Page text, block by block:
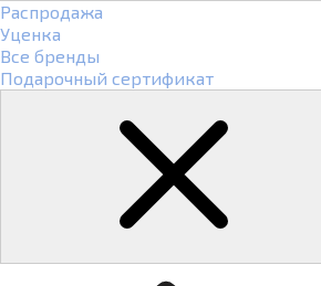
Распродажа
Уценка
Все бренды
Подарочный сертификат